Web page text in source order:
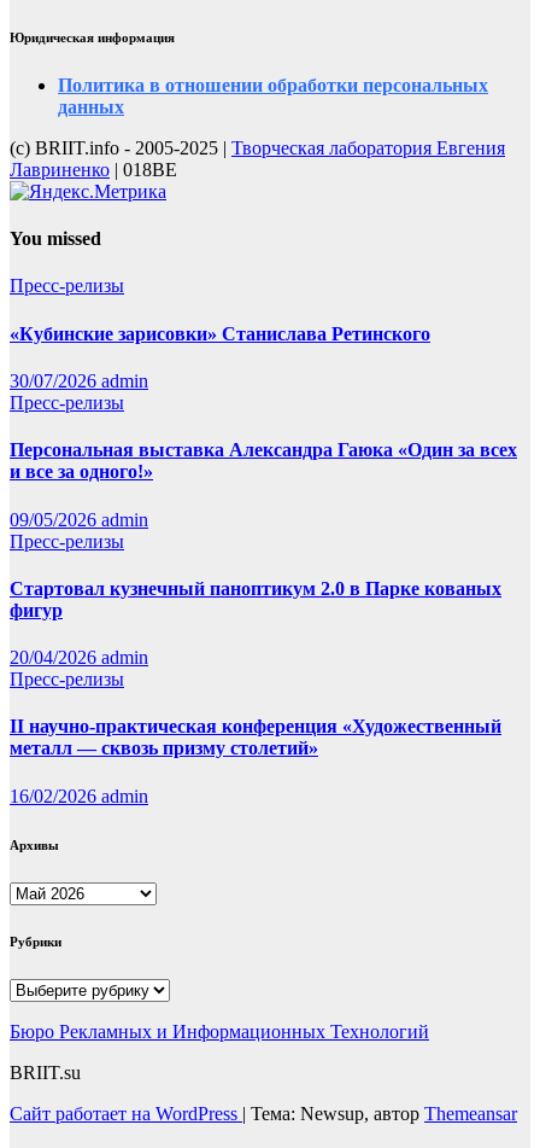
Юридическая информация
Политика в отношении обработки персональных
данных
(с) BRIIT.info - 2005-2025 | Творческая лаборатория Евгения
Лавриненко | 018BE
You missed
Пресс-релизы
«Кубинские зарисовки» Станислава Ретинского
30/07/2026 admin
Пресс-релизы
Персональная выставка Александра Гаюка «Один за всех
и все за одного!»
09/05/2026 admin
Пресс-релизы
Стартовал кузнечный паноптикум 2.0 в Парке кованых
фигур
20/04/2026 admin
Пресс-релизы
II научно-практическая конференция «Художественный
металл — сквозь призму столетий»
16/02/2026 admin
Архивы
Архивы
Рубрики
Рубрики
Бюро Рекламных и Информационных Технологий
BRIIT.su
Сайт работает на WordPress | Тема: Newsup, автор Themeansar